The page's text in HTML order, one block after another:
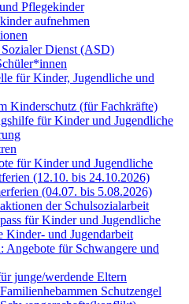
Pflegekinder
aufnehmen
Dienst (ASD)
für Kinder, Jugendliche und
Kinderschutz (für Fachkräfte)
für Kinder und Jugendliche
für Kinder und Jugendliche
(12.10. bis 24.10.2026)
(04.07. bis 5.08.2026)
der Schulsozialarbeit
für Kinder und Jugendliche
Kinder- und Jugendarbeit
Angebote für Schwangere und
junge/werdende Eltern
Familienhebammen Schutzengel